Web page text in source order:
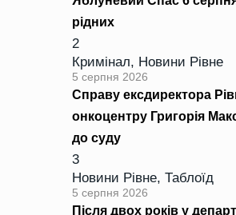
рідних
2
Кримінал, Новини Рівне
5 серпня 2026
Справу ексдиректора
онкоцентру Григорія
до суду
3
Новини Рівне, Таблоїд
5 серпня 2026
Після двох років у